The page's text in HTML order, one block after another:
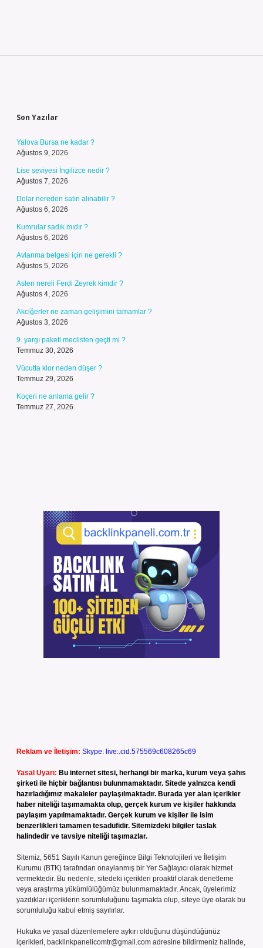
Son Yazılar
Yalova Bursa ne kadar ?
Ağustos 9, 2026
Lise seviyesi İngilizce nedir ?
Ağustos 7, 2026
Dolar nereden satın alınabilir ?
Ağustos 6, 2026
Kumrular sadık mıdır ?
Ağustos 6, 2026
Avlanma belgesi için ne gerekli ?
Ağustos 5, 2026
Aslen nereli Ferdi Zeyrek kimdir ?
Ağustos 4, 2026
Akciğerler ne zaman gelişimini tamamlar ?
Ağustos 3, 2026
9. yargı paketi meclisten geçti mi ?
Temmuz 30, 2026
Vücutta klor neden düşer ?
Temmuz 29, 2026
Koçeri ne anlama gelir ?
Temmuz 27, 2026
Reklam ve İletişim: Skype: live:.cid.575569c608265c69
Yasal Uyarı: Bu internet sitesi, herhangi bir marka, kurum veya şahıs
şirketi ile hiçbir bağlantısı bulunmamaktadır. Sitede yalnızca kendi
hazırladığımız makaleler paylaşılmaktadır. Burada yer alan içerikler
haber niteliği taşımamakta olup, gerçek kurum ve kişiler hakkında
paylaşım yapılmamaktadır. Gerçek kurum ve kişiler ile isim
benzerlikleri tamamen tesadüfidir. Sitemizdeki bilgiler taslak
halindedir ve tavsiye niteliği taşımazlar.
Sitemiz, 5651 Sayılı Kanun gereğince Bilgi Teknolojileri ve İletişim
Kurumu (BTK) tarafından onaylanmış bir Yer Sağlayıcı olarak hizmet
vermektedir. Bu nedenle, sitedeki içerikleri proaktif olarak denetleme
veya araştırma yükümlülüğümüz bulunmamaktadır. Ancak, üyelerimiz
yazdıkları içeriklerin sorumluluğunu taşımakta olup, siteye üye olarak bu
sorumluluğu kabul etmiş sayılırlar.
Hukuka ve yasal düzenlemelere aykırı olduğunu düşündüğünüz
içerikleri, backlinkpanelicomtr@gmail.com adresine bildirmeniz halinde,